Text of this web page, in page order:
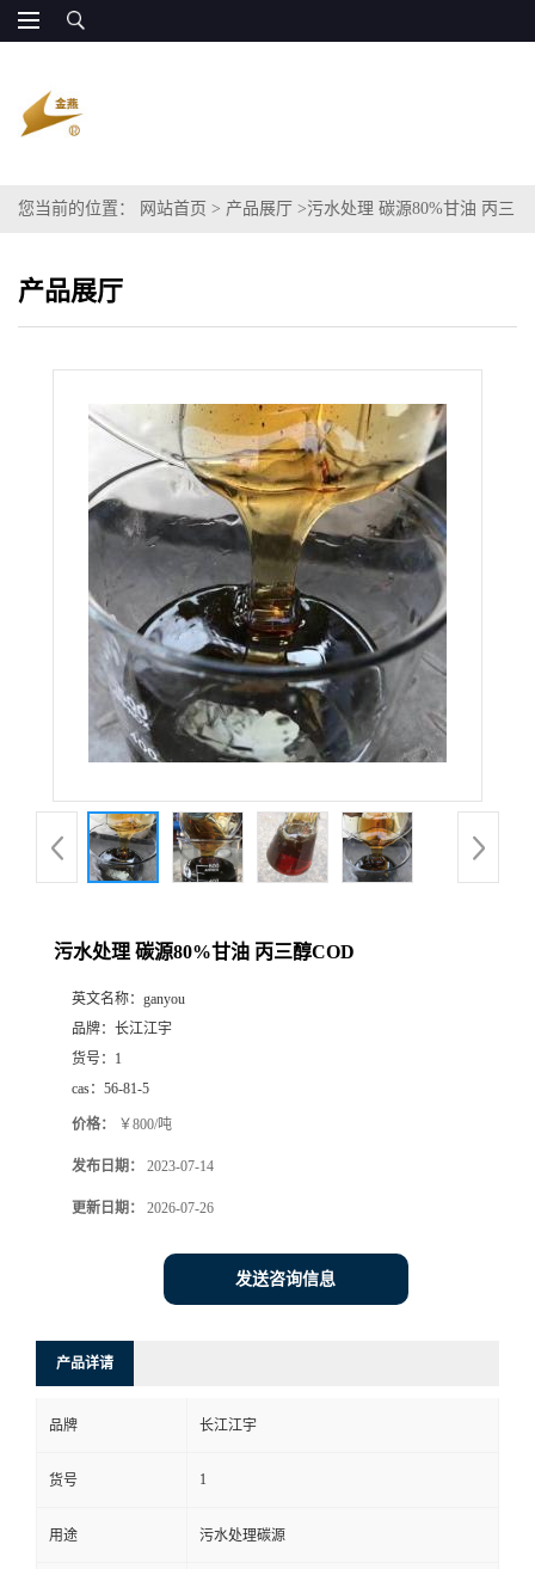
您当前的位置： 网站首页 > 产品展厅 >污水处理 碳源80%甘油 丙三
产品展厅
污水处理 碳源80%甘油 丙三醇COD
英文名称： ganyou
品牌： 长江江宇
货号： 1
cas： 56-81-5
价格： ￥800/吨
发布日期： 2023-07-14
更新日期： 2026-07-26
发送咨询信息
产品详请
品牌 长江江宇
货号 1
用途 污水处理碳源